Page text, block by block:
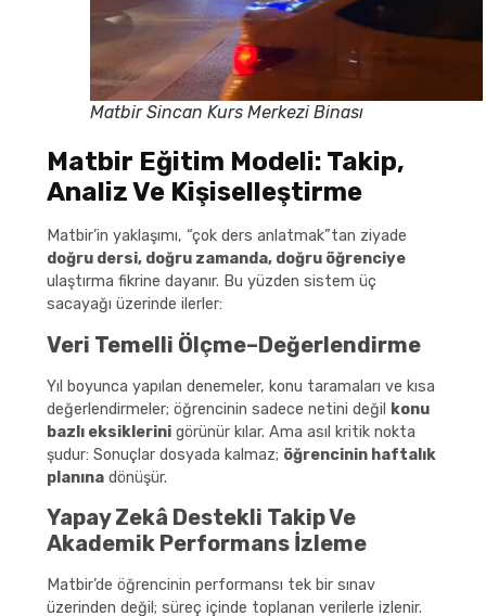
Matbir Sincan Kurs Merkezi Binası
Matbir Eğitim Modeli: Takip,
Analiz Ve Kişiselleştirme
Matbir’in yaklaşımı, “çok ders anlatmak”tan ziyade
doğru dersi, doğru zamanda, doğru öğrenciye
ulaştırma fikrine dayanır. Bu yüzden sistem üç
sacayağı üzerinde ilerler:
Veri Temelli Ölçme–Değerlendirme
Yıl boyunca yapılan denemeler, konu taramaları ve kısa
değerlendirmeler; öğrencinin sadece netini değil
konu
bazlı eksiklerinigörünür kılar. Ama asıl kritik nokta
şudur: Sonuçlar dosyada kalmaz; öğrencinin haftalık
planınadönüşür.
Yapay Zekâ Destekli Takip Ve
Akademik Performans İzleme
Matbir’de öğrencinin performansı tek bir sınav
üzerinden değil; süreç içinde toplanan verilerle izlenir.